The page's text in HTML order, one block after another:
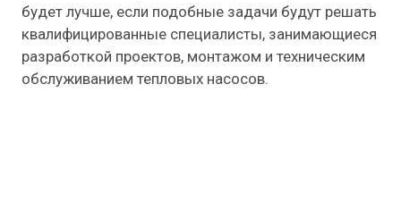
будет лучше, если подобные задачи будут решать
квалифицированные специалисты, занимающиеся
разработкой проектов, монтажом и техническим
обслуживанием тепловых насосов.